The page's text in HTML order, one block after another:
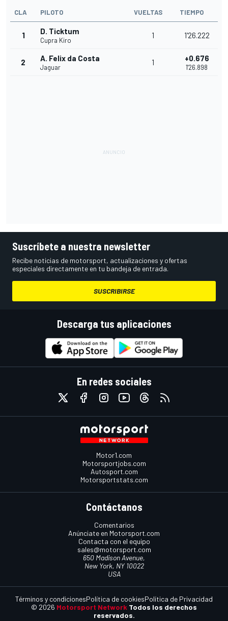
CLA PILOTO VUELTAS TIEMPO
1 D. Ticktum
Cupra Kiro
1 1'26.222
2 A. Felix da Costa
Jaguar
1 +0.676
1'26.898
Suscríbete a nuestra newsletter
Recibe noticias de motorsport, actualizaciones y ofertas
especiales directamente en tu bandeja de entrada.
SUSCRIBIRSE
Descarga tus aplicaciones
En redes sociales
Motor1.com
Motorsportjobs.com
Autosport.com
Motorsportstats.com
Contáctanos
Comentarios
Anúnciate en Motorsport.com
Contacta con el equipo
sales@motorsport.com
650 Madison Avenue,
New York, NY 10022
USA
© 2026 Motorsport Network Todos los derechos
reservados.
Términos y condicionesPolítica de cookiesPolítica de Privacidad